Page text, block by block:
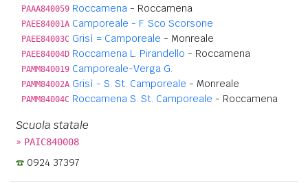
PAAA840059 Roccamena - Roccamena
PAEE84001A Camporeale - F. Sco Scorsone
PAEE84003C Grisì = Camporeale - Monreale
PAEE84004D Roccamena L. Pirandello - Roccamena
PAMM840019 Camporeale-Verga G.
PAMM84002A Grisì - S. St. Camporeale - Monreale
PAMM84004C Roccamena S. St. Camporeale - Roccamena
Scuola statale
» PAIC840008
0924 37397